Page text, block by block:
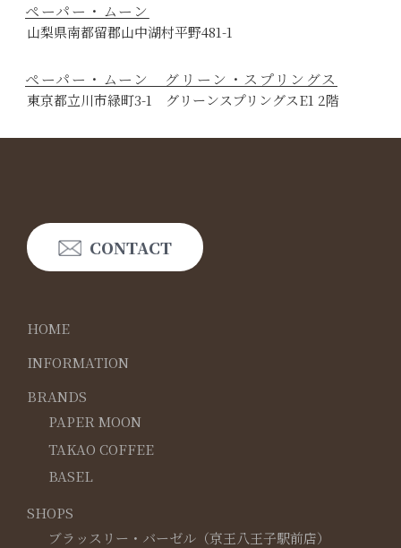
ペーパー・ムーン
山梨県南都留郡山中湖村平野481-1
ペーパー・ムーン グリーン・スプリングス
東京都立川市緑町3-1 グリーンスプリングスE1 2階
CONTACT
HOME
INFORMATION
BRANDS
PAPER MOON
TAKAO COFFEE
BASEL
SHOPS
ブラッスリー・バーゼル（京王八王子駅前店）